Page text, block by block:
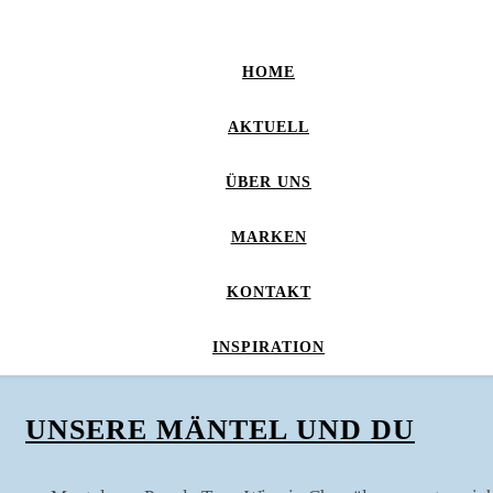
HOME
AKTUELL
ÜBER UNS
MARKEN
KONTAKT
INSPIRATION
UNSERE MÄNTEL UND DU